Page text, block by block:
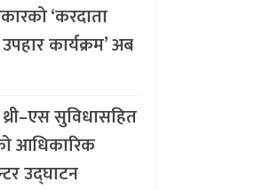
‘करदाता
कार्यक्रम’ अब
सुविधासहित
आधिकारिक
उद्घाटन